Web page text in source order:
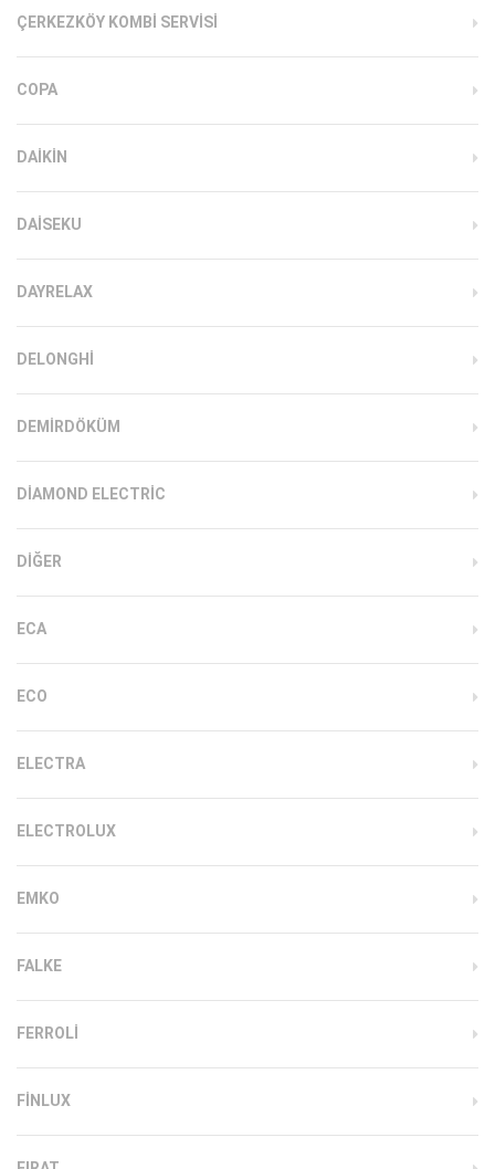
ÇERKEZKÖY KOMBI SERVISI
COPA
DAIKIN
DAISEKU
DAYRELAX
DELONGHI
DEMIRDÖKÜM
DIAMOND ELECTRIC
DIĞER
ECA
ECO
ELECTRA
ELECTROLUX
EMKO
FALKE
FERROLI
FINLUX